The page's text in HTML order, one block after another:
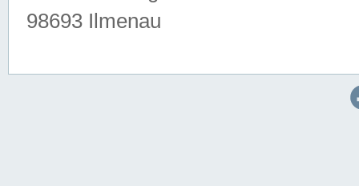
98693 Ilmenau